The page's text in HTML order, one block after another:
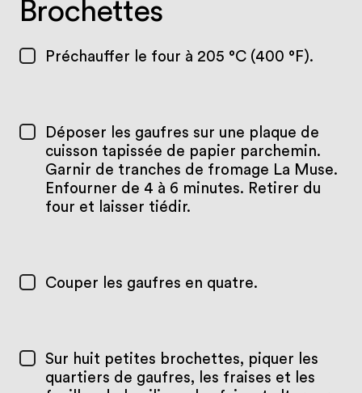
Brochettes
Préchauffer le four à 205 °C (400 °F).
Déposer les gaufres sur une plaque de
cuisson tapissée de papier parchemin.
Garnir de tranches de fromage La Muse.
Enfourner de 4 à 6 minutes. Retirer du
four et laisser tiédir.
Couper les gaufres en quatre.
Sur huit petites brochettes, piquer les
quartiers de gaufres, les fraises et les